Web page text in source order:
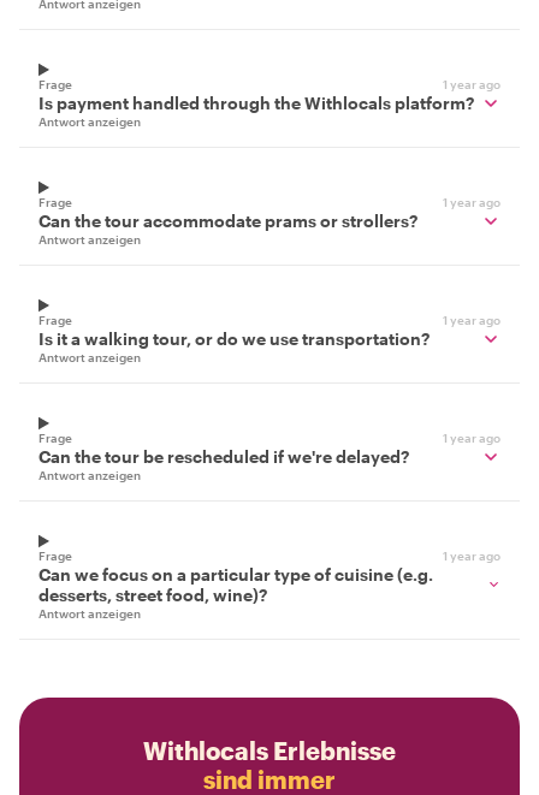
Antwort anzeigen
Frage 1 year ago
Is payment handled through the Withlocals platform?
Antwort anzeigen
Frage 1 year ago
Can the tour accommodate prams or strollers?
Antwort anzeigen
Frage 1 year ago
Is it a walking tour, or do we use transportation?
Antwort anzeigen
Frage 1 year ago
Can the tour be rescheduled if we're delayed?
Antwort anzeigen
Frage 1 year ago
Can we focus on a particular type of cuisine (e.g.
desserts, street food, wine)?
Antwort anzeigen
Withlocals Erlebnisse
sind immer